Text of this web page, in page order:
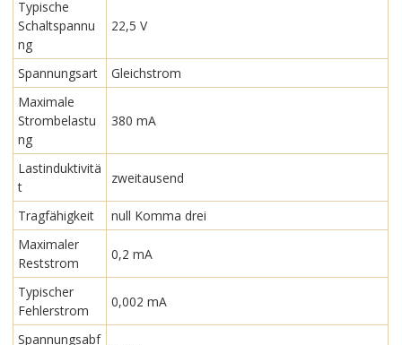
Typische
Schaltspannu
ng
22,5 V
Spannungsart
Gleichstrom
Maximale
Strombelastu
ng
380 mA
Lastinduktivitä
t
zweitausend
Tragfähigkeit
null Komma drei
Maximaler
Reststrom
0,2 mA
Typischer
Fehlerstrom
0,002 mA
Spannungsabf